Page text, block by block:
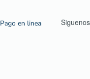
Pago en linea Siguenos